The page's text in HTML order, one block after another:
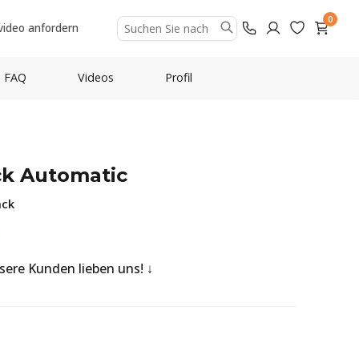
anfordern
0
FAQ Videos Profil
Automatic
Kunden lieben uns!